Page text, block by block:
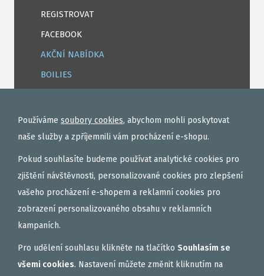
REGISTROVAT
FACEBOOK
AKČNÍ NABÍDKA
BOILIES
TEKUTÉ
OBALOVAČKY
VAŘENÝ PARTIKL
BIŽUTERIE NA MONTÁŽE
DÁRKOVÝ POUKAZ, DÁRKOVÁ KAZETA
AKČNÍ SETY
Používáme soubory cookies, abychom mohli poskytovat
naše služby a zpříjemnili vám procházení e-shopu.
Pokud souhlasíte budeme používat analytické cookies pro
zjištění návštěvnosti, personalizované cookies pro zlepšení
vašeho procházení e-shopem a reklamní cookies pro
zobrazení personalizovaného obsahu v reklamních
kampaních.
Pro udělení souhlasu klikněte na tlačítko Souhlasím se
všemi cookies. Nastavení můžete změnit kliknutím na